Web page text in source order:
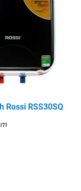
Rossi RSS30SQ